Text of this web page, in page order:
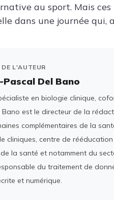
au sport. Mais
dans une journée
L'AUTEUR
Pascal Del Bano
en biologie clinique,
Bano est le directeur de la
complémentaires de la
cliniques, centre de
la santé et notamment du
du traitement de
et numérique.